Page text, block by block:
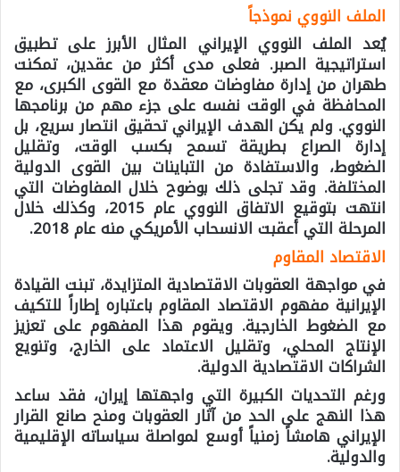
الملف النووي نموذجاً
يُعد الملف النووي الإيراني المثال الأبرز على تطبيق
استراتيجية الصبر. فعلى مدى أكثر من عقدين، تمكنت
طهران من إدارة مفاوضات معقدة مع القوى الكبرى، مع
المحافظة في الوقت نفسه على جزء مهم من برنامجها
النووي. ولم يكن الهدف الإيراني تحقيق انتصار سريع، بل
إدارة الصراع بطريقة تسمح بكسب الوقت، وتقليل
الضغوط، والاستفادة من التباينات بين القوى الدولية
المختلفة. وقد تجلى ذلك بوضوح خلال المفاوضات التي
انتهت بتوقيع الاتفاق النووي عام 2015، وكذلك خلال
المرحلة التي أعقبت الانسحاب الأمريكي منه عام 2018.
الاقتصاد المقاوم
في مواجهة العقوبات الاقتصادية المتزايدة، تبنت القيادة
الإيرانية مفهوم الاقتصاد المقاوم باعتباره إطاراً للتكيف
مع الضغوط الخارجية. ويقوم هذا المفهوم على تعزيز
الإنتاج المحلي، وتقليل الاعتماد على الخارج، وتنويع
الشراكات الاقتصادية الدولية.
ورغم التحديات الكبيرة التي واجهتها إيران، فقد ساعد
هذا النهج على الحد من آثار العقوبات ومنح صانع القرار
الإيراني هامشاً زمنياً أوسع لمواصلة سياساته الإقليمية
والدولية.